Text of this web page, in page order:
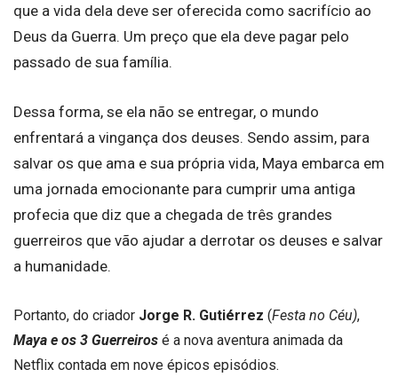
que a vida dela deve ser oferecida como sacrifício ao
Deus da Guerra. Um preço que ela deve pagar pelo
passado de sua família.
Dessa forma, se ela não se entregar, o mundo
enfrentará a vingança dos deuses. Sendo assim, para
salvar os que ama e sua própria vida, Maya embarca em
uma jornada emocionante para cumprir uma antiga
profecia que diz que a chegada de três grandes
guerreiros que vão ajudar a derrotar os deuses e salvar
a humanidade.
Portanto, do criador Jorge R. Gutiérrez (Festa no Céu),
Maya e os 3 Guerreiros é a nova aventura animada da
Netflix contada em nove épicos episódios.